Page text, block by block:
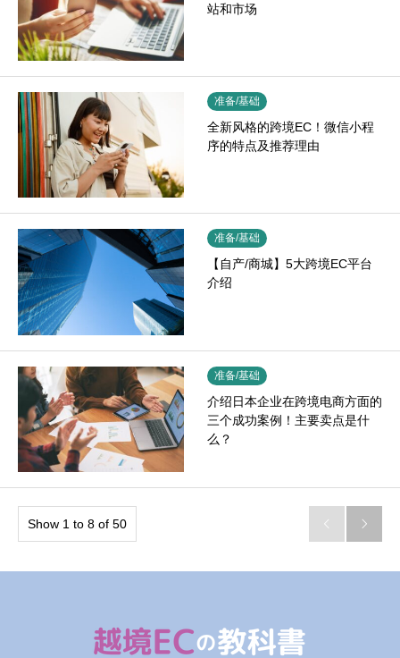
站和市场
准备/基础
全新风格的跨境EC！微信小程
序的特点及推荐理由
准备/基础
【自产/商城】5大跨境EC平台
介绍
准备/基础
介绍日本企业在跨境电商方面的
三个成功案例！主要卖点是什
么？
Show 1 to 8 of 50  